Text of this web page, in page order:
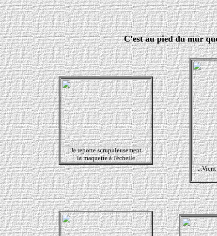
C'est au pied du mur
Je reporte scrupuleusement
la maquette à l'échelle